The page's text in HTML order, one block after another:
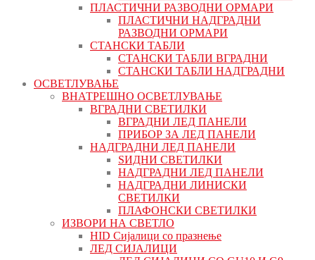
ПЛАСТИЧНИ РАЗВОДНИ ОРМАРИ
ПЛАСТИЧНИ НАДГРАДНИ
РАЗВОДНИ ОРМАРИ
СТАНСКИ ТАБЛИ
СТАНСКИ ТАБЛИ ВГРАДНИ
СТАНСКИ ТАБЛИ НАДГРАДНИ
ОСВЕТЛУВАЊЕ
ВНАТРЕШНО ОСВЕТЛУВАЊЕ
ВГРАДНИ СВЕТИЛКИ
ВГРАДНИ ЛЕД ПАНЕЛИ
ПРИБОР ЗА ЛЕД ПАНЕЛИ
НАДГРАДНИ ЛЕД ПАНЕЛИ
ЅИДНИ СВЕТИЛКИ
НАДГРАДНИ ЛЕД ПАНЕЛИ
НАДГРАДНИ ЛИНИСКИ
СВЕТИЛКИ
ПЛАФОНСКИ СВЕТИЛКИ
ИЗВОРИ НА СВЕТЛО
HID Сијалици со празнење
ЛЕД СИЈАЛИЦИ